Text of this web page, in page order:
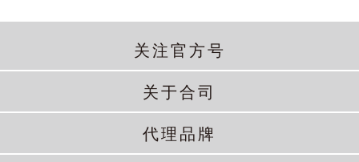
关注官方号
关于合司
代理品牌